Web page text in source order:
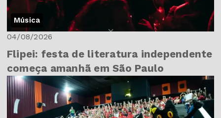
Música
04/08/2026
Flipei: festa de literatura independente
começa amanhã em São Paulo